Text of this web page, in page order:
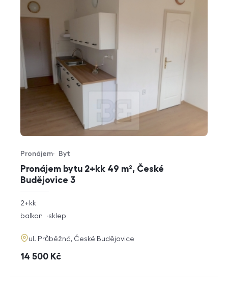
Pronájem bytu 2+kk 49 m², České
Budějovice 3
Typ nabídky
Pronájem
Typ nemovitosti
Byt
rozměry
dispozice
2+kk
funkce
balkon sklep
adresa
ul. Průběžná, České Budějovice
cena
14 500 Kč